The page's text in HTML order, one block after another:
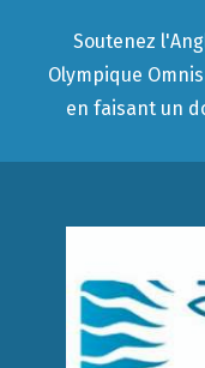
Soutenez
Olympique
en faisant un